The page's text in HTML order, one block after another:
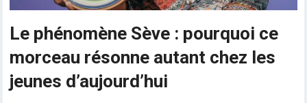
Le phénomène Sève : pourquoi ce
morceau résonne autant chez les
jeunes d’aujourd’hui